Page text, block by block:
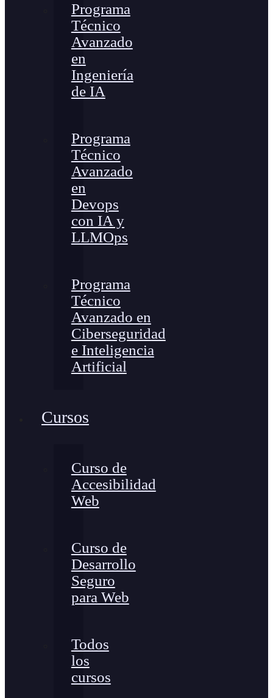
Programa
Técnico
Avanzado
en
Ingeniería
de IA
Programa
Técnico
Avanzado
en
Devops
con IA y
LLMOps
Programa
Técnico
Avanzado en
Ciberseguridad
e Inteligencia
Artificial
Cursos
Curso de
Accesibilidad
Web
Curso de
Desarrollo
Seguro
para Web
Todos
los
cursos